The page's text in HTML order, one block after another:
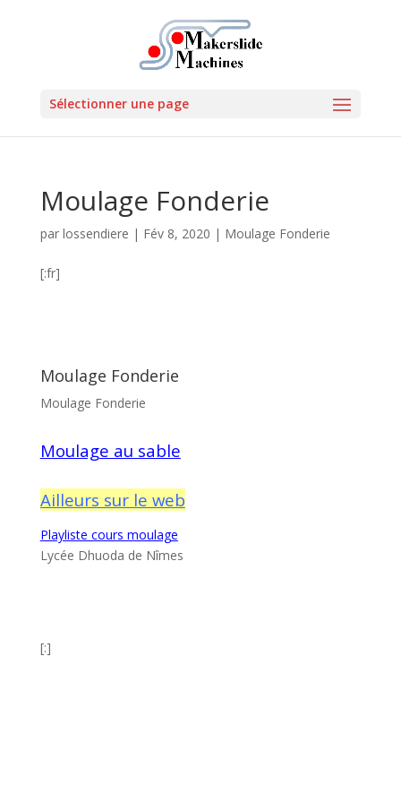
Sélectionner une page
Moulage Fonderie
par lossendiere | Fév 8, 2020 | Moulage Fonderie
[:fr]
Moulage Fonderie
Moulage Fonderie
Moulage au sable
Ailleurs sur le web
Playliste cours moulage
Lycée Dhuoda de Nîmes
[:]